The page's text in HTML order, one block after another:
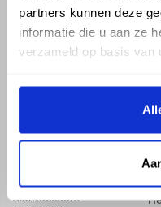
partners kunnen deze
informatie die u aan ze
verzameld op basis van
ASSORTIMENT
Hemelwaterafvoer
Drukleiding
Beregening
Dak en gevel
Klantaccount